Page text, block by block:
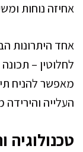
אחיזה נוחות
אחד היתרונות
לחלוטין –
מאפשר להניח
העלייה והירידה
טכנולוגיה